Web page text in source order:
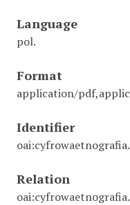
Language
pol.
Format
application/
Identifier
Relation